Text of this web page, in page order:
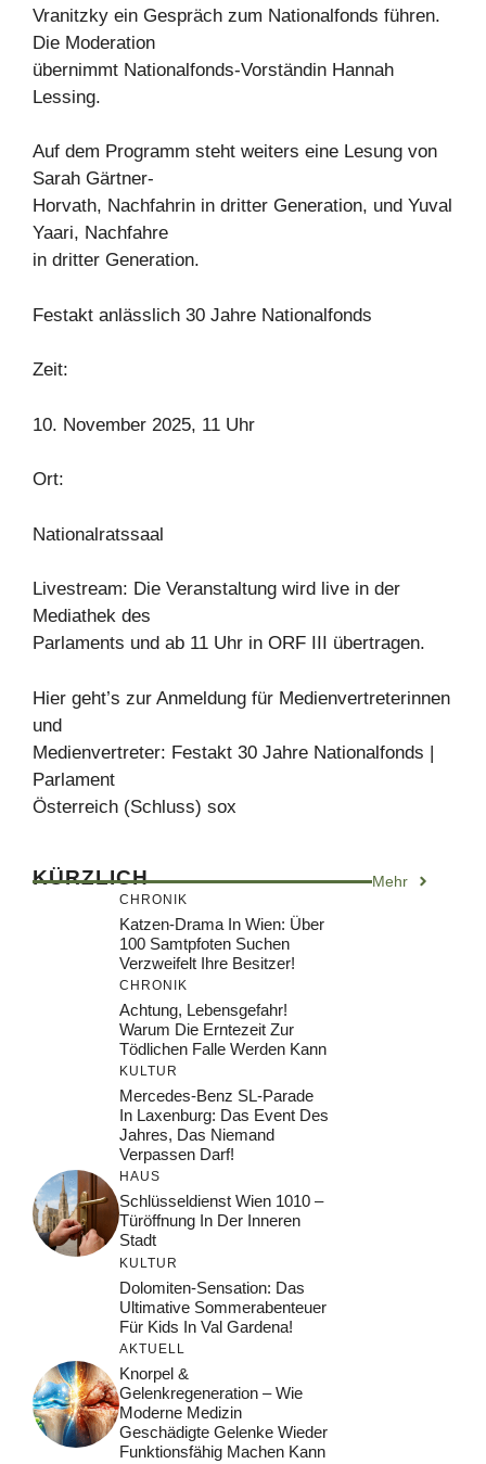
Vranitzky ein Gespräch zum Nationalfonds führen.
Die Moderation
übernimmt Nationalfonds-Vorständin Hannah
Lessing.
Auf dem Programm steht weiters eine Lesung von
Sarah Gärtner-
Horvath, Nachfahrin in dritter Generation, und Yuval
Yaari, Nachfahre
in dritter Generation.
Festakt anlässlich 30 Jahre Nationalfonds
Zeit:
10. November 2025, 11 Uhr
Ort:
Nationalratssaal
Livestream: Die Veranstaltung wird live in der
Mediathek des
Parlaments und ab 11 Uhr in ORF III übertragen.
Hier geht’s zur Anmeldung für Medienvertreterinnen
und
Medienvertreter: Festakt 30 Jahre Nationalfonds |
Parlament
Österreich (Schluss) sox
KÜRZLICH Mehr
CHRONIK
Katzen-Drama In Wien: Über
100 Samtpfoten Suchen
Verzweifelt Ihre Besitzer!
CHRONIK
Achtung, Lebensgefahr!
Warum Die Erntezeit Zur
Tödlichen Falle Werden Kann
KULTUR
Mercedes-Benz SL-Parade
In Laxenburg: Das Event Des
Jahres, Das Niemand
Verpassen Darf!
HAUS
Schlüsseldienst Wien 1010 –
Türöffnung In Der Inneren
Stadt
KULTUR
Dolomiten-Sensation: Das
Ultimative Sommerabenteuer
Für Kids In Val Gardena!
AKTUELL
Knorpel &
Gelenkregeneration – Wie
Moderne Medizin
Geschädigte Gelenke Wieder
Funktionsfähig Machen Kann